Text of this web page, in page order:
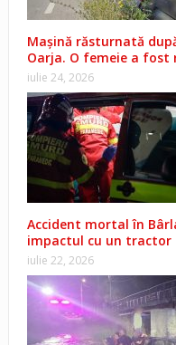
Mașină răsturnată
Oarja. O femeie a fost
iulie 24, 2026
Accident mortal în
impactul cu un tractor
iulie 22, 2026